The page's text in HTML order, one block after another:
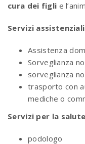
cura dei figli e
Servizi assistenziali
Assistenza
Sorveglianza
sorveglianza
trasporto con
mediche o
Servizi per la salute
podologo